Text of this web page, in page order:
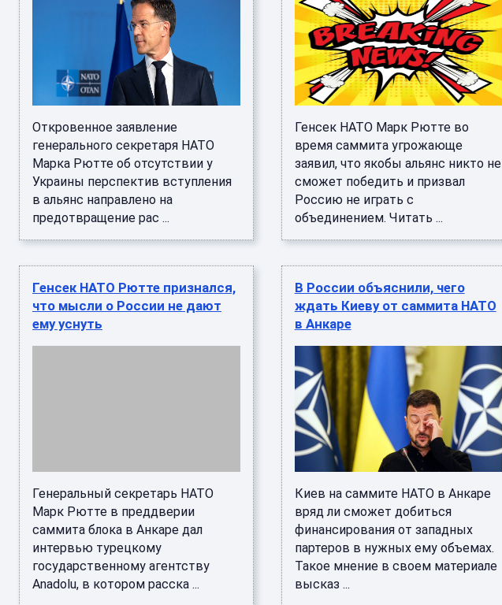
Откровенное заявление
генерального секретаря НАТО
Марка Рютте об отсутствии у
Украины перспектив вступления
в альянс направлено на
предотвращение рас ...
Генсек НАТО Марк Рютте во
время саммита угрожающе
заявил, что якобы альянс никто не
сможет победить и призвал
Россию не играть с
объединением. Читать ...
Генсек НАТО Рютте признался,
что мысли о России не дают
ему уснуть
Генеральный секретарь НАТО
Марк Рютте в преддверии
саммита блока в Анкаре дал
интервью турецкому
государственному агентству
Anadolu, в котором расска ...
В России объяснили, чего
ждать Киеву от саммита НАТО
в Анкаре
Киев на саммите НАТО в Анкаре
вряд ли сможет добиться
финансирования от западных
партеров в нужных ему объемах.
Такое мнение в своем материале
высказ ...